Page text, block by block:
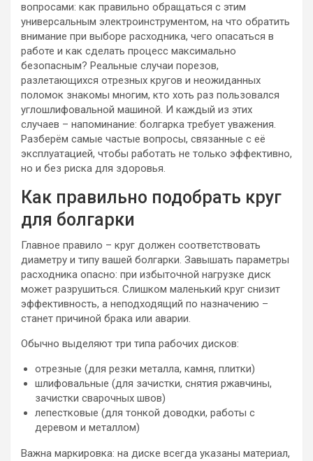
вопросами: как правильно обращаться с этим
универсальным электроинструментом, на что обратить
внимание при выборе расходника, чего опасаться в
работе и как сделать процесс максимально
безопасным? Реальные случаи порезов,
разлетающихся отрезных кругов и неожиданных
поломок знакомы многим, кто хоть раз пользовался
углошлифовальной машиной. И каждый из этих
случаев – напоминание: болгарка требует уважения.
Разберём самые частые вопросы, связанные с её
эксплуатацией, чтобы работать не только эффективно,
но и без риска для здоровья.
Как правильно подобрать круг
для болгарки
Главное правило – круг должен соответствовать
диаметру и типу вашей болгарки. Завышать параметры
расходника опасно: при избыточной нагрузке диск
может разрушиться. Слишком маленький круг снизит
эффективность, а неподходящий по назначению –
станет причиной брака или аварии.
Обычно выделяют три типа рабочих дисков:
отрезные (для резки металла, камня, плитки)
шлифовальные (для зачистки, снятия ржавчины,
зачистки сварочных швов)
лепестковые (для тонкой доводки, работы с
деревом и металлом)
Важна маркировка: на диске всегда указаны материал,